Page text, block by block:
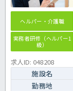
ヘルパー・介護職
実務者研修（ヘルパー1
級）
求人ID: 048208
施設名
勤務地